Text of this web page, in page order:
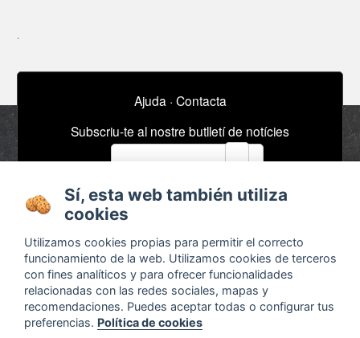
Ajuda · Contacta
Subscriu-te al nostre butlletí de notícies
Sobre
Termes i condicions
Configurar cookies
Agenda
Timeline
Bibliografia
Sí, esta web también utiliza
cookies
Utilizamos cookies propias para permitir el correcto
funcionamiento de la web. Utilizamos cookies de terceros
con fines analíticos y para ofrecer funcionalidades
relacionadas con las redes sociales, mapas y
recomendaciones. Puedes aceptar todas o configurar tus
preferencias. Política de cookies